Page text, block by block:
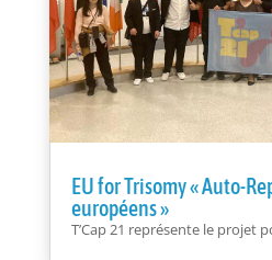
EU for Trisomy « Auto-
européens »
T’Cap 21 représente le projet